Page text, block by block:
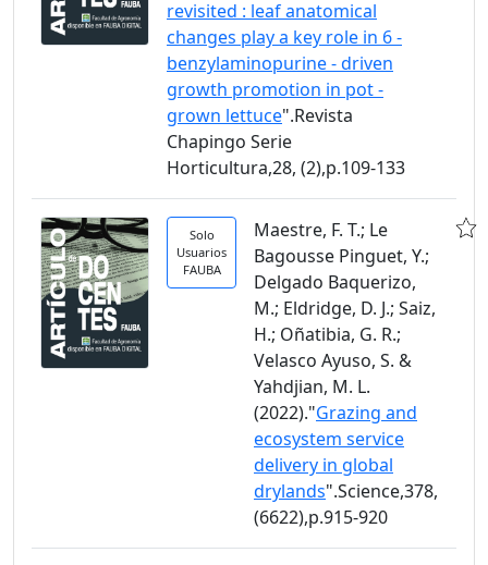
revisited : leaf anatomical
changes play a key role in 6 -
benzylaminopurine - driven
growth promotion in pot -
grown lettuce".Revista
Chapingo Serie
Horticultura,28, (2),p.109-133
Solo
Usuarios
FAUBA
Maestre, F. T.; Le
Bagousse Pinguet, Y.;
Delgado Baquerizo,
M.; Eldridge, D. J.; Saiz,
H.; Oñatibia, G. R.;
Velasco Ayuso, S. &
Yahdjian, M. L.
(2022)."Grazing and
ecosystem service
delivery in global
drylands".Science,378,
(6622),p.915-920